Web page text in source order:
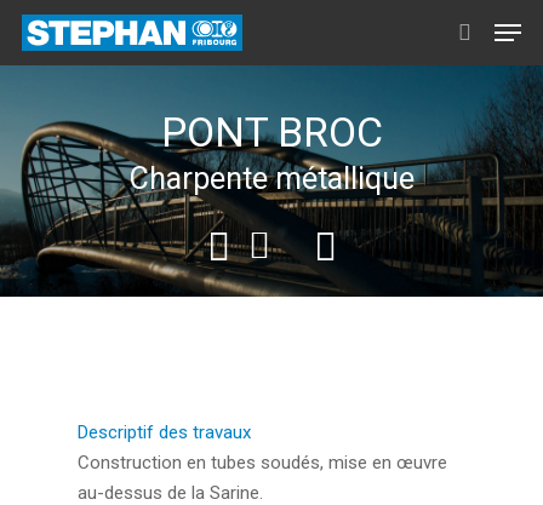
PONT BROC
Charpente métallique
Descriptif des travaux
Construction en tubes soudés, mise en œuvre
au-dessus de la Sarine.